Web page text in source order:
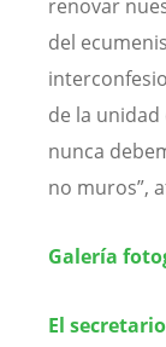
renovar
del
de la
nunca
no muros”,
Galería
El